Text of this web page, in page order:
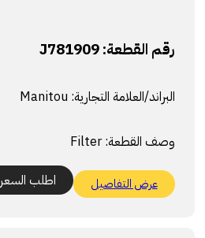
رقم القطعة:J781909
البراند/العلامة التجارية:
وصف القطعة:Filter
عرض التفاصيل اطلب السعر